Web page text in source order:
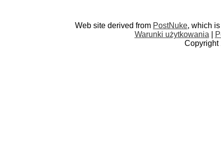
Web site derived from PostNuke, which
Warunki użytkowania
Copyright